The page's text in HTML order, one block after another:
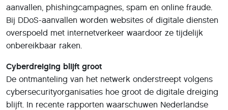
aanvallen, phishingcampagnes, spam en online fraude.
Bij DDoS-aanvallen worden websites of digitale diensten
overspoeld met internetverkeer waardoor ze tijdelijk
onbereikbaar raken.
Cyberdreiging blijft groot
De ontmanteling van het netwerk onderstreept volgens
cybersecurityorganisaties hoe groot de digitale dreiging
blijft. In recente rapporten waarschuwen Nederlandse